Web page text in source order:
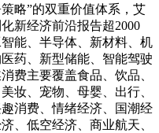
略”的双重价值体系，艾
新经济前沿报告超2000
能、半导体、新材料、机
药、新型储能、智能驾驶
费主要覆盖食品、饮品、
妆、宠物、母婴、出行、
消费、情绪经济、国潮经
、低空经济、商业航天、